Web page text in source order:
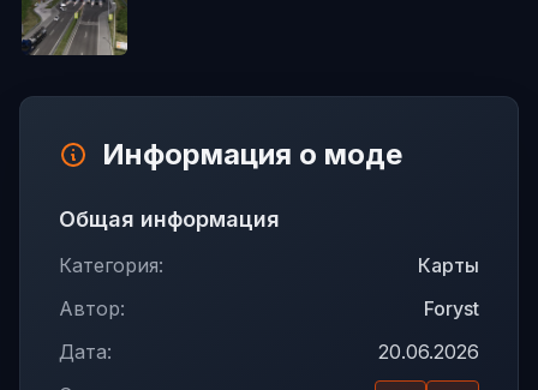
Информация о моде
Общая информация
Категория:
Карты
Автор:
Foryst
Дата:
20.06.2026